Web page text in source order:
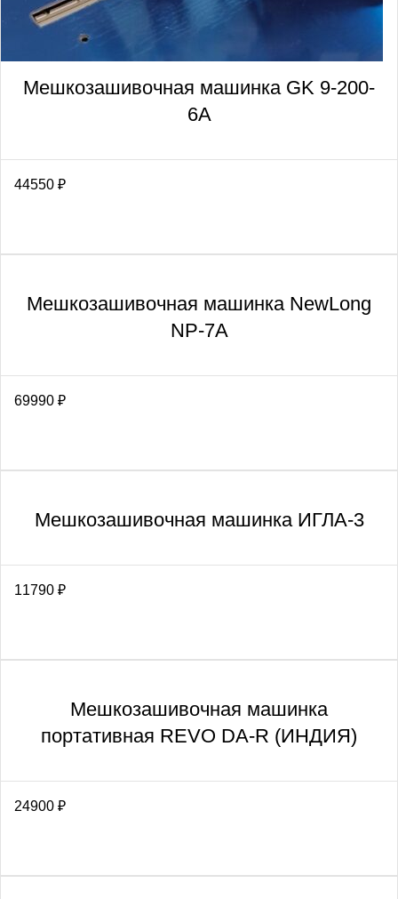
Мешкозашивочная машинка GK 9-200-
6А
44550 ₽
Мешкозашивочная машинка NewLong
NP-7A
69990 ₽
Мешкозашивочная машинка ИГЛА-3
11790 ₽
Мешкозашивочная машинка
портативная REVO DA-R (ИНДИЯ)
24900 ₽